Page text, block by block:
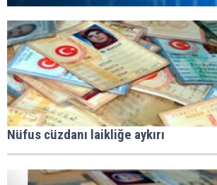
Nüfus cüzdanı laikliğe aykırı